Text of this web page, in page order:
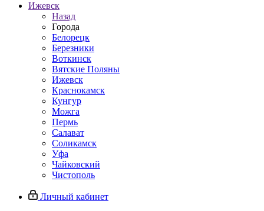
Ижевск
Назад
Города
Белорецк
Березники
Воткинск
Вятские Поляны
Ижевск
Краснокамск
Кунгур
Можга
Пермь
Салават
Соликамск
Уфа
Чайковский
Чистополь
Личный кабинет